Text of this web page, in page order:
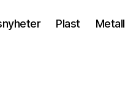
Plast Metall